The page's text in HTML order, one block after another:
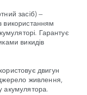
засіб) —
використанням
Гарантує
викидів
двигун
живлення,
акумулятора.